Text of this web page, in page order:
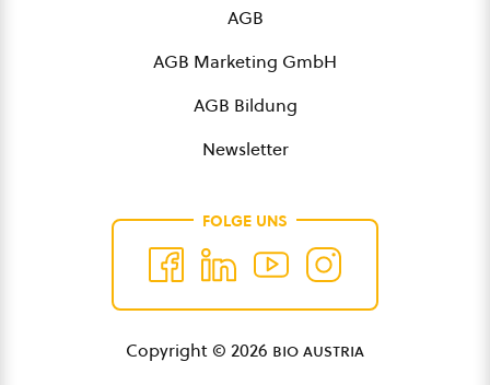
AGB
AGB Marketing GmbH
AGB Bildung
Newsletter
FOLGE UNS
Copyright © 2026 bio austria